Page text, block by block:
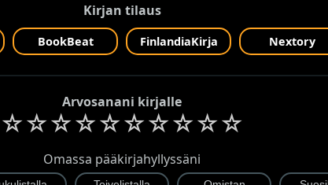
Kirjan tilaus
BookBeat FinlandiaKirja Nextory
Arvosanani kirjalle
☆☆☆☆☆☆☆☆☆☆
Omassa pääkirjahyllyssäni